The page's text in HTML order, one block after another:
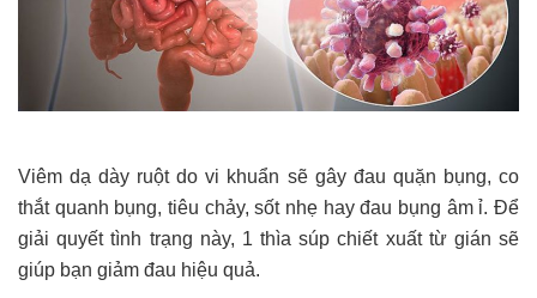
Viêm dạ dày ruột do vi khuẩn sẽ gây đau quặn bụng, co
thắt quanh bụng, tiêu chảy, sốt nhẹ hay đau bụng âm ỉ. Để
giải quyết tình trạng này, 1 thìa súp chiết xuất từ gián sẽ
giúp bạn giảm đau hiệu quả.